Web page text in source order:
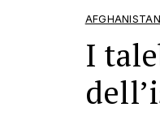
AFGHANISTAN
I